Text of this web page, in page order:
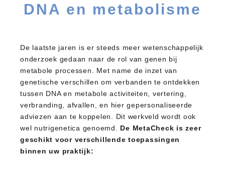
DNA en metabolisme
De laatste jaren is er steeds meer wetenschappelijk
onderzoek gedaan naar de rol van genen bij
metabole processen. Met name de inzet van
genetische verschillen om verbanden te ontdekken
tussen DNA en metabole activiteiten, vertering,
verbranding, afvallen, en hier gepersonaliseerde
adviezen aan te koppelen. Dit werkveld wordt ook
wel nutrigenetica genoemd.
De MetaCheck is zeer
geschikt voor verschillende toepassingen
binnen uw praktijk: